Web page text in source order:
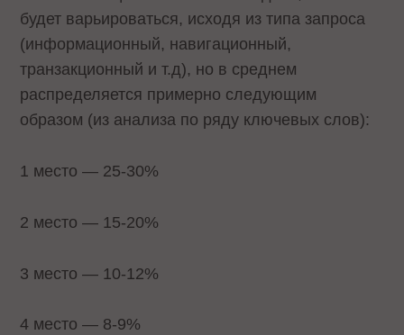
будет варьироваться, исходя из типа запроса
(информационный, навигационный,
транзакционный и т.д), но в среднем
распределяется примерно следующим
образом (из анализа по ряду ключевых слов):
1 место — 25-30%
2 место — 15-20%
3 место — 10-12%
4 место — 8-9%